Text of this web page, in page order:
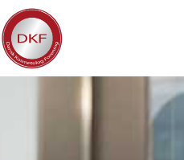
Fortsæt
til
indhold